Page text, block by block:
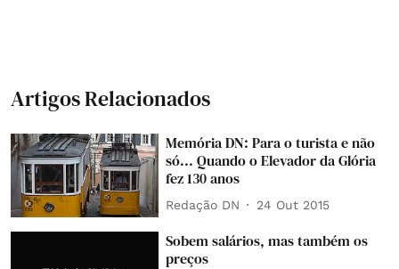
Artigos Relacionados
Memória DN: Para o turista e não
só... Quando o Elevador da Glória
fez 130 anos
Redação DN 24 Out 2015
Sobem salários, mas também os
preços